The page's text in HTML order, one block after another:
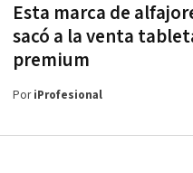
Esta marca de
sacó a la venta
premium
PoriProfesional